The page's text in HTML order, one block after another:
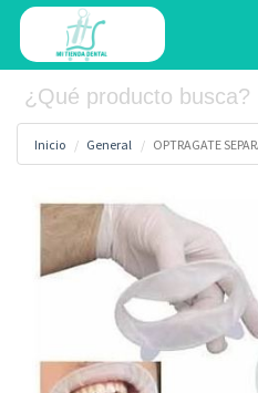
Inicio General OPTRAGATE